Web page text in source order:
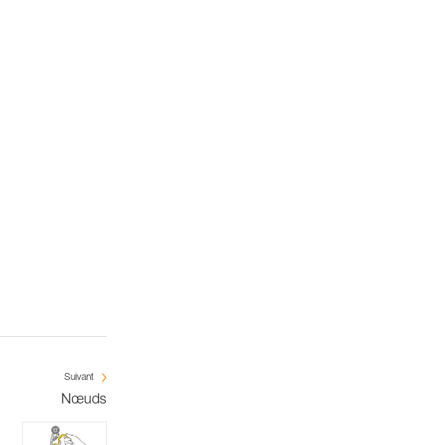
Suivant
Nœuds